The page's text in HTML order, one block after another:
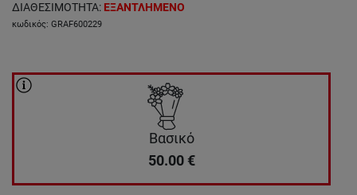
ΔΙΑΘΕΣΙΜΟΤΗΤΑ: ΕΞΑΝΤΛΗΜΕΝΟ
κωδικός: GRAF600229
Βασικό
50.00 €